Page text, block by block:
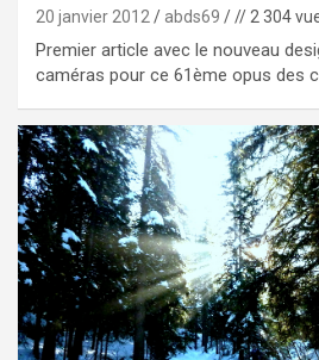
20 janvier 2012 abds69 // 2 304
Premier article avec le nouveau
caméras pour ce 61ème opus des